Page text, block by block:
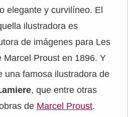
elegante y curvilíneo. El
ilustradora es
de imágenes para Les
Marcel Proust en 1896. Y
una famosa ilustradora de
, que entre otras
de Marcel Proust.